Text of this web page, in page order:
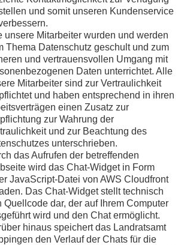
und somit unseren Kundenservice
unsere Mitarbeiter wurden und werden
Thema Datenschutz geschult und zum
und vertrauensvollen Umgang mit
Daten unterrichtet. Alle
Mitarbeiter sind zur Vertraulichkeit
und haben entsprechend in ihren
einen Zusatz zur
zur Wahrung der
und zur Beachtung des
unterschrieben.
das Aufrufen der betreffenden
wird das Chat-Widget in Form
JavaScript-Datei von AWS Cloudfront
Das Chat-Widget stellt technisch
Quellcode dar, der auf Ihrem Computer
wird und den Chat ermöglicht.
hinaus speichert das Landratsamt
den Verlauf der Chats für die